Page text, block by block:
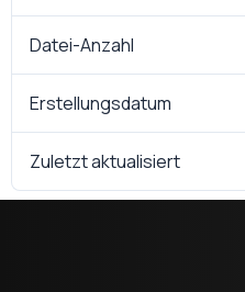
Datei-Anzahl
Erstellungsdatum
Zuletzt aktualisiert